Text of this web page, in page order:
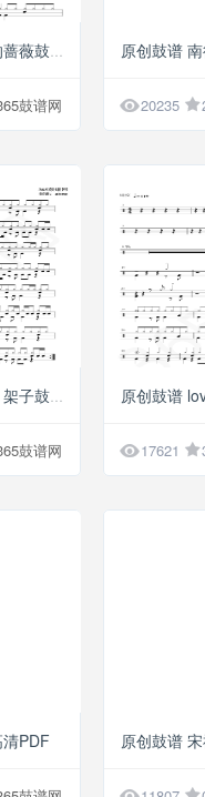
G5
鼓谱网 20235
G5
鼓谱网
原创鼓谱
17621
PDF